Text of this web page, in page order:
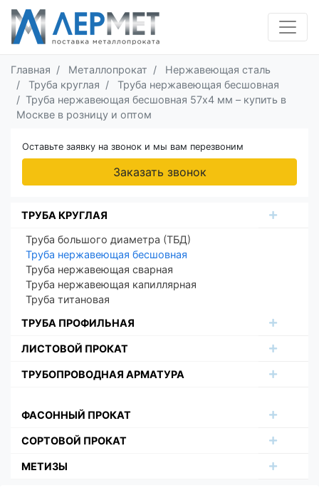
Главная Металлопрокат
Нержавеющая сталь
Труба круглая
Труба нержавеющая бесшовная
Труба нержавеющая бесшовная 57х4 мм – купить в
Москве в розницу и оптом
Оставьте заявку на звонок и мы вам перезвоним
Заказать звонок
ТРУБА КРУГЛАЯ
Труба большого диаметра (ТБД)
Труба нержавеющая бесшовная
Труба нержавеющая сварная
Труба нержавеющая капиллярная
Труба титановая
ТРУБА ПРОФИЛЬНАЯ
ЛИСТОВОЙ ПРОКАТ
ТРУБОПРОВОДНАЯ АРМАТУРА
ФАСОННЫЙ ПРОКАТ
СОРТОВОЙ ПРОКАТ
МЕТИЗЫ